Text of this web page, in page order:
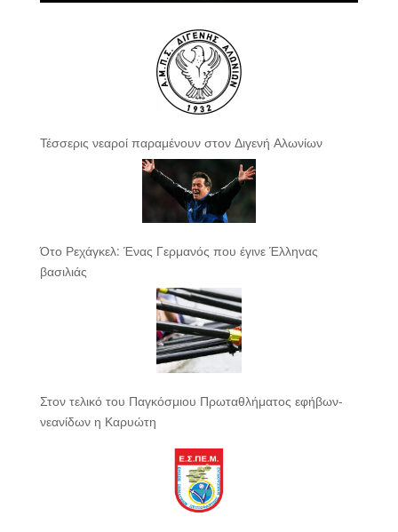
Τέσσερις νεαροί παραμένουν στον Διγενή Αλωνίων
Ότο Ρεχάγκελ: Ένας Γερμανός που έγινε Έλληνας
βασιλιάς
Στον τελικό του Παγκόσμιου Πρωταθλήματος εφήβων-
νεανίδων η Καρυώτη